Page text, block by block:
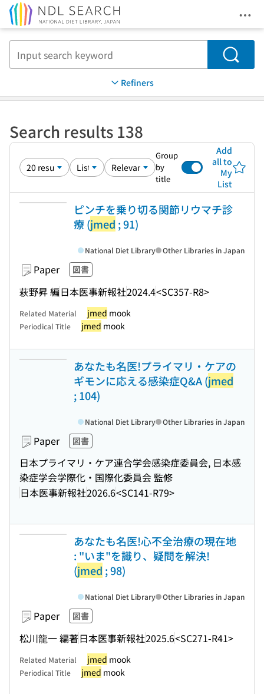
Search
Refiners
Search results 138
Group
by
title
Add
all to
My
List
ピンチを乗り切る関節リウマチ診
療 (jmed ; 91)
Paper 図書
萩野昇 編日本医事新報社2024.4<SC357-R8>
National Diet Library Other Libraries in Japan
Related Material jmed mook
Periodical Title jmed mook
あなたも名医!プライマリ・ケアの
ギモンに応える感染症Q&A (jmed
; 104)
Paper 図書
日本プライマリ・ケア連合学会感染症委員会, 日本感
染症学会学際化・国際化委員会 監修
日本医事新報社2026.6<SC141-R79>
National Diet Library Other Libraries in Japan
あなたも名医!心不全治療の現在地
: "いま"を識り、疑問を解決!
(jmed ; 98)
Paper 図書
松川龍一 編著日本医事新報社2025.6<SC271-R41>
National Diet Library Other Libraries in Japan
Related Material jmed mook
Periodical Title jmed mook